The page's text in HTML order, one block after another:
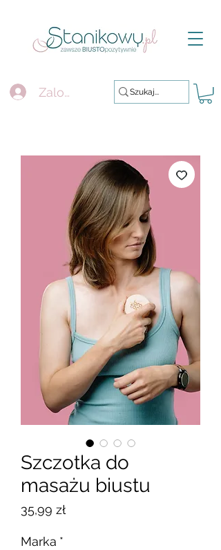
Zaloguj się
Szczotka do
masażu biustu
35,99 złCena
Marka *